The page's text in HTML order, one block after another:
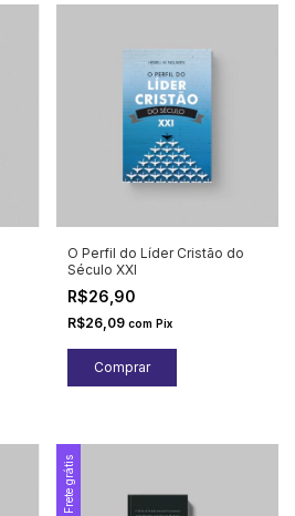
O Perfil do Líder Cristão do
Século XXI
R$26,90
R$26,09 com Pix
Frete grátis